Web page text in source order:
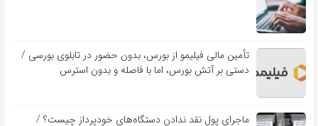
تأمین مالی فیلیمو از بورس، بدون حضور در تابلوی بورسی /
دستی بر آتش بورس، اما با فاصله و بدون استرس
ماجرای پول نقد ندادن دستگاه‌های خودپرداز چیست؟ /